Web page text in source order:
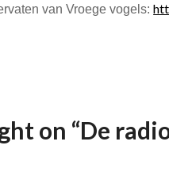
van Vroege vogels:
on “De